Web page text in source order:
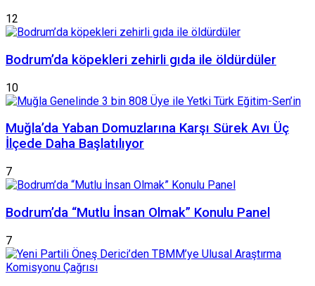
12
Bodrum’da köpekleri zehirli gıda ile öldürdüler
10
Muğla’da Yaban Domuzlarına Karşı Sürek Avı Üç
İlçede Daha Başlatılıyor
7
Bodrum’da “Mutlu İnsan Olmak” Konulu Panel
7